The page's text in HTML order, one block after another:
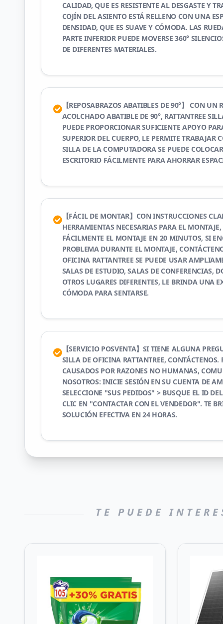
CALIDAD, QUE ES RESISTENTE AL DESGASTE Y
COJÍN DEL ASIENTO ESTÁ RELLENO CON UNA
DENSIDAD, QUE ES SUAVE Y CÓMODA. LAS
PARTE INFERIOR PUEDE MOVERSE 360°
DE DIFERENTES MATERIALES.
【REPOSABRAZOS ABATIBLES DE 90°】 CON UN
ACOLCHADO ABATIBLE DE 90°, RATTANTREE
PUEDE PROPORCIONAR SUFICIENTE APOYO
SUPERIOR DEL CUERPO, LE PERMITE TRABAJAR
SILLA DE LA COMPUTADORA SE PUEDE
ESCRITORIO FÁCILMENTE PARA AHORRAR
【FÁCIL DE MONTAR】CON INSTRUCCIONES
HERRAMIENTAS NECESARIAS PARA EL
FÁCILMENTE EL MONTAJE EN 20 MINUTOS, SI
PROBLEMA DURANTE EL MONTAJE,
OFICINA RATTANTREE SE PUEDE USAR
SALAS DE ESTUDIO, SALAS DE CONFERENCIAS,
OTROS LUGARES DIFERENTES, LE BRINDA UNA
CÓMODA PARA SENTARSE.
【SERVICIO POSVENTA】SI TIENE ALGUNA
SILLA DE OFICINA RATTANTREE, CONTÁCTENOS.
CAUSADOS POR RAZONES NO HUMANAS,
NOSOTROS: INICIE SESIÓN EN SU CUENTA DE
SELECCIONE "SUS PEDIDOS" > BUSQUE EL ID
CLIC EN "CONTACTAR CON EL VENDEDOR". TE
SOLUCIÓN EFECTIVA EN 24 HORAS.
TE PUEDE